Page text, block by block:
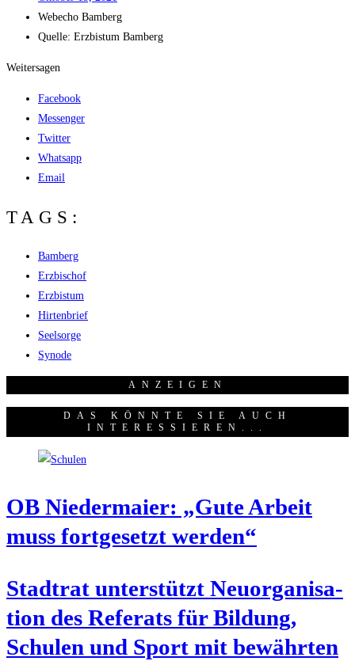
Web­echo Bamberg
Quel­le: Erz­bis­tum Bamberg
Weitersagen
Facebook
Messenger
Twitter
Whatsapp
Email
TAGS:
Bamberg
Erzbischof
Erzbistum
Hirtenbrief
Seelsorge
Synode
ANZEI­GEN
DAS KÖNNTE SIE AUCH
INTERESSIEREN...
OB Nie­der­mai­er: „Gute Arbeit
muss fort­ge­setzt werden“
Stadt­rat unter­stützt Neu­or­ga­ni­sa­
ti­on des Refe­rats für Bil­dung,
Schu­len und Sport mit bewähr­ten